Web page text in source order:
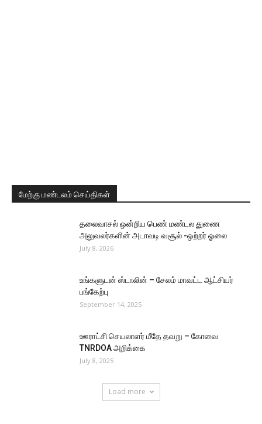
மேற்கு மண்டலம் செய்திகள்
தலைவாசல் ஒன்றிய பெண் மண்டல துணை
அலுவலர்களின் அடாவடி வசூல் -ஒற்றர் ஓலை
July 8, 2026
உங்களுடன் ஸ்டாலின் – சேலம் மாவட்ட ஆட்சியர்
பங்கேற்பு
September 14, 2025
ஊராட்சி செயலாளர் மீதே தவறு – கோவை
TNRDOA அறிக்கை
July 8, 2025
Load more